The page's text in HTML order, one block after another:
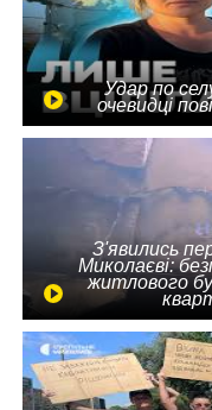
Удар по
очевидці
З'явились
Миколаєві:
житлового